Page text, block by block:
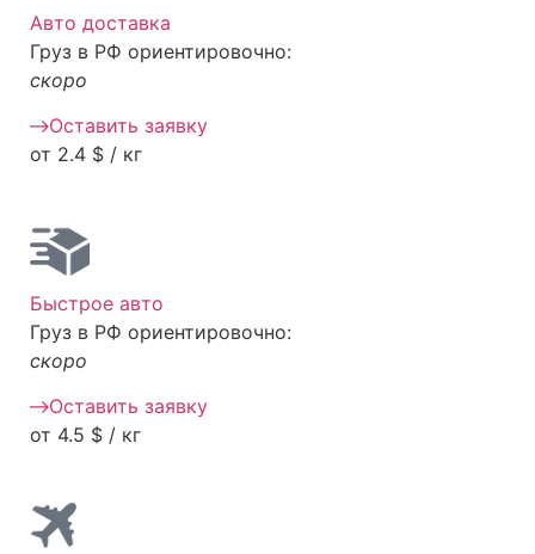
Авто доставка
Груз в РФ ориентировочно:
скоро
Оставить заявку
от 2.4 $ / кг
Быстрое авто
Груз в РФ ориентировочно:
скоро
Оставить заявку
от 4.5 $ / кг